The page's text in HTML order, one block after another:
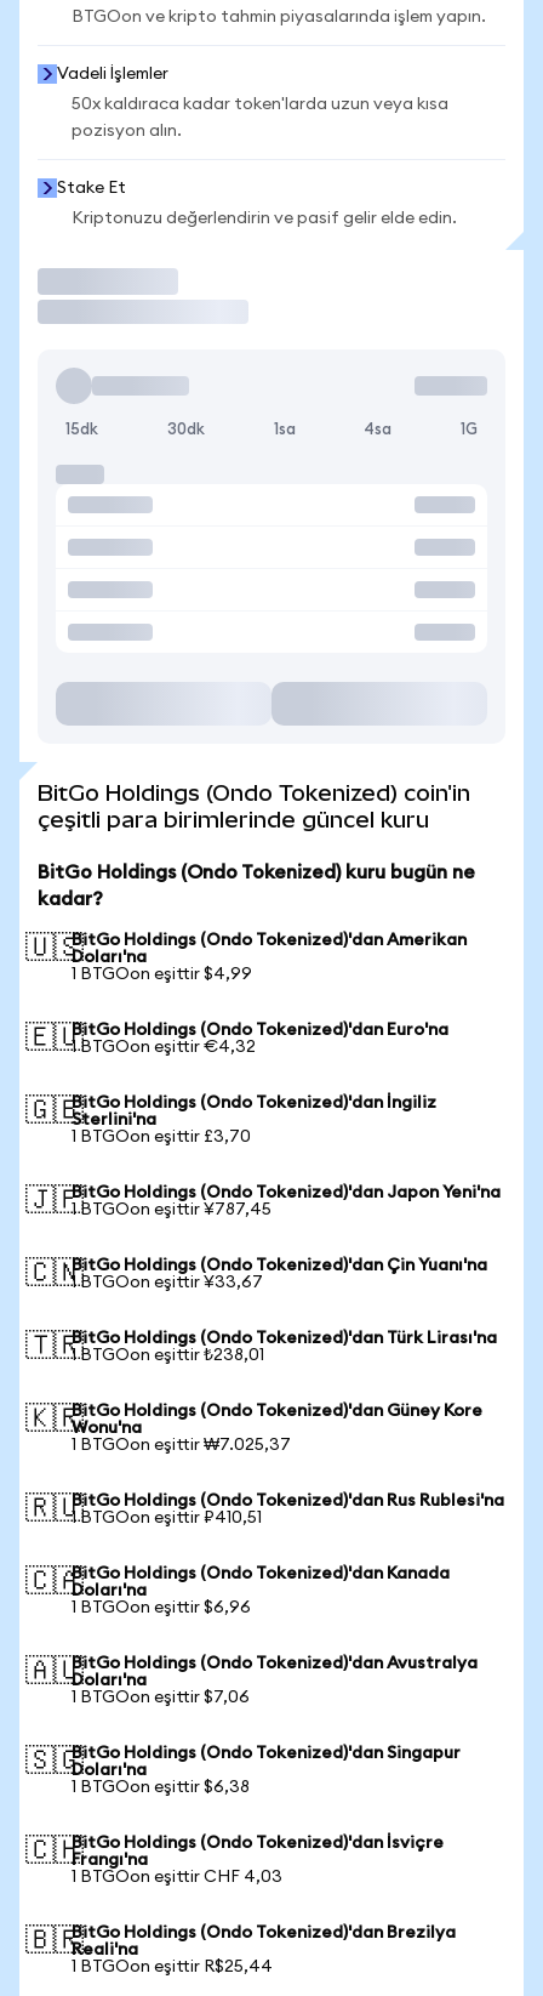
BTGOon ve kripto tahmin piyasalarında işlem yapın.
Vadeli İşlemler
50x kaldıraca kadar token'larda uzun veya kısa
pozisyon alın.
Stake Et
Kriptonuzu değerlendirin ve pasif gelir elde edin.
15dk 30dk 1sa 4sa 1G
BitGo Holdings (Ondo Tokenized) coin'in
çeşitli para birimlerinde güncel kuru
BitGo Holdings (Ondo Tokenized) kuru bugün ne
kadar?
🇺🇸BitGo Holdings (Ondo Tokenized)'dan Amerikan
Doları'na
1 BTGOon eşittir $4,99
🇪🇺BitGo Holdings (Ondo Tokenized)'dan Euro'na
1 BTGOon eşittir €4,32
🇬🇧BitGo Holdings (Ondo Tokenized)'dan İngiliz
Sterlini'na
1 BTGOon eşittir £3,70
🇯🇵BitGo Holdings (Ondo Tokenized)'dan Japon Yeni'na
1 BTGOon eşittir ¥787,45
🇨🇳BitGo Holdings (Ondo Tokenized)'dan Çin Yuanı'na
1 BTGOon eşittir ¥33,67
🇹🇷BitGo Holdings (Ondo Tokenized)'dan Türk Lirası'na
1 BTGOon eşittir ₺238,01
🇰🇷BitGo Holdings (Ondo Tokenized)'dan Güney Kore
Wonu'na
1 BTGOon eşittir ₩7.025,37
🇷🇺BitGo Holdings (Ondo Tokenized)'dan Rus Rublesi'na
1 BTGOon eşittir ₽410,51
🇨🇦BitGo Holdings (Ondo Tokenized)'dan Kanada
Doları'na
1 BTGOon eşittir $6,96
🇦🇺BitGo Holdings (Ondo Tokenized)'dan Avustralya
Doları'na
1 BTGOon eşittir $7,06
🇸🇬BitGo Holdings (Ondo Tokenized)'dan Singapur
Doları'na
1 BTGOon eşittir $6,38
🇨🇭BitGo Holdings (Ondo Tokenized)'dan İsviçre
Frangı'na
1 BTGOon eşittir CHF 4,03
🇧🇷BitGo Holdings (Ondo Tokenized)'dan Brezilya
Reali'na
1 BTGOon eşittir R$25,44